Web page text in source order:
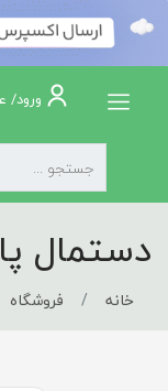
ورود/
دستمال
خانه فروشگاه